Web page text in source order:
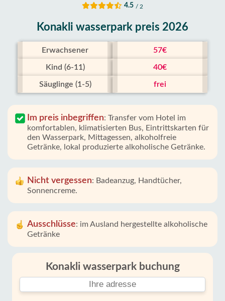
4.5 / 2
Konakli wasserpark preis 2026
Erwachsener 57€
Kind (6-11) 40€
Säuglinge (1-5) frei
Im preis inbegriffen: Transfer vom Hotel im
komfortablen, klimatisierten Bus, Eintrittskarten für
den Wasserpark, Mittagessen, alkoholfreie
Getränke, lokal produzierte alkoholische Getränke.
Nicht vergessen: Badeanzug, Handtücher,
Sonnencreme.
Ausschlüsse: im Ausland hergestellte alkoholische
Getränke
Konakli wasserpark buchung